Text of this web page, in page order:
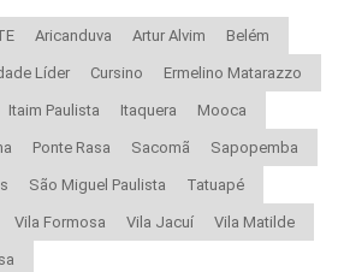
Aricanduva Artur Alvim Belém
Líder Cursino Ermelino Matarazzo
Itaim Paulista Itaquera Mooca
Ponte Rasa Sacomã Sapopemba
São Miguel Paulista Tatuapé
Vila Formosa Vila Jacuí Vila Matilde